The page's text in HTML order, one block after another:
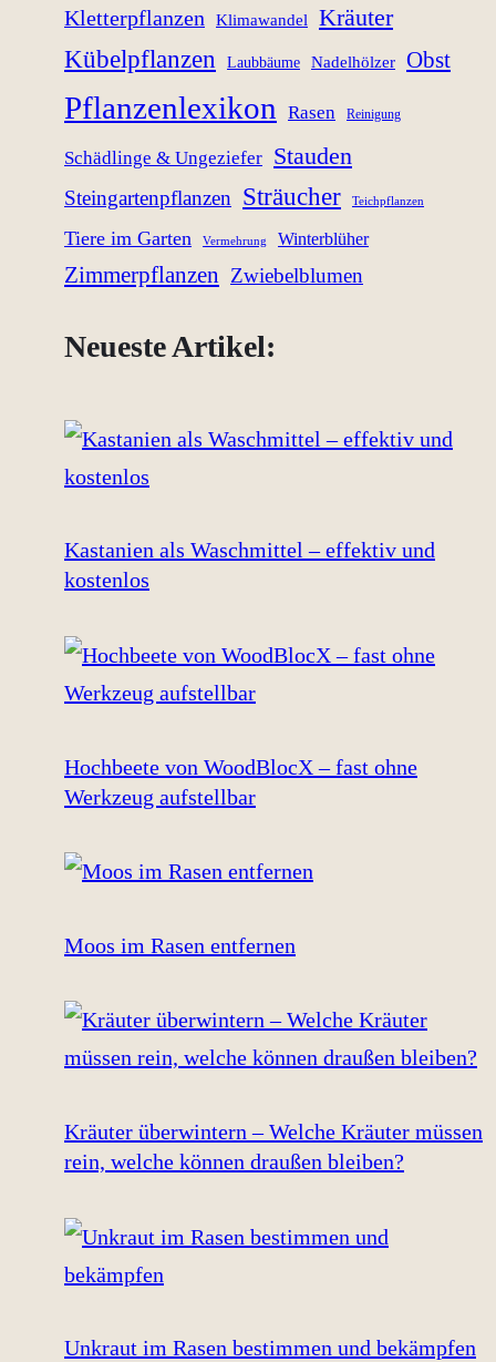
Kletterpflanzen Klimawandel Kräuter
Kübelpflanzen Laubbäume Nadelhölzer Obst
Pflanzenlexikon Rasen Reinigung
Schädlinge & Ungeziefer Stauden
Steingartenpflanzen Sträucher Teichpflanzen
Tiere im Garten Vermehrung Winterblüher
Zimmerpflanzen Zwiebelblumen
Neueste Artikel:
Kastanien als Waschmittel – effektiv und
kostenlos
Hochbeete von WoodBlocX – fast ohne
Werkzeug aufstellbar
Moos im Rasen entfernen
Kräuter überwintern – Welche Kräuter müssen
rein, welche können draußen bleiben?
Unkraut im Rasen bestimmen und bekämpfen